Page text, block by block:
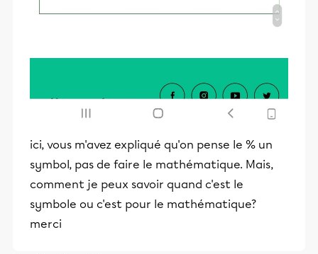
ici, vous m'avez expliqué qu'on pense le % un
symbol, pas de faire le mathématique. Mais,
comment je peux savoir quand c'est le
symbole ou c'est pour le mathématique?
merci